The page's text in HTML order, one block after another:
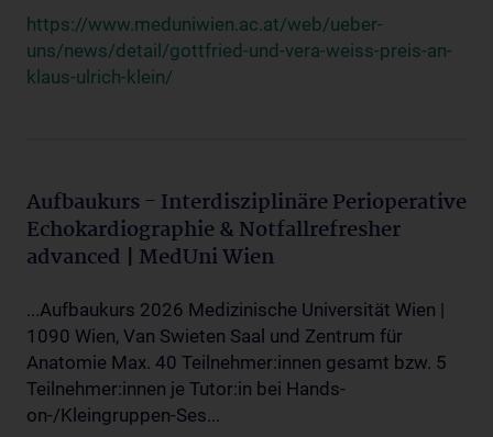
https://www.meduniwien.ac.at/web/ueber-
uns/news/detail/gottfried-und-vera-weiss-preis-an-
klaus-ulrich-klein/
Aufbaukurs - Interdisziplinäre Perioperative
Echokardiographie & Notfallrefresher
advanced | MedUni Wien
...Aufbaukurs 2026 Medizinische Universität Wien |
1090 Wien, Van Swieten Saal und Zentrum für
Anatomie Max. 40 Teilnehmer:innen gesamt bzw. 5
Teilnehmer:innen je Tutor:in bei Hands-
on-/Kleingruppen-Ses...